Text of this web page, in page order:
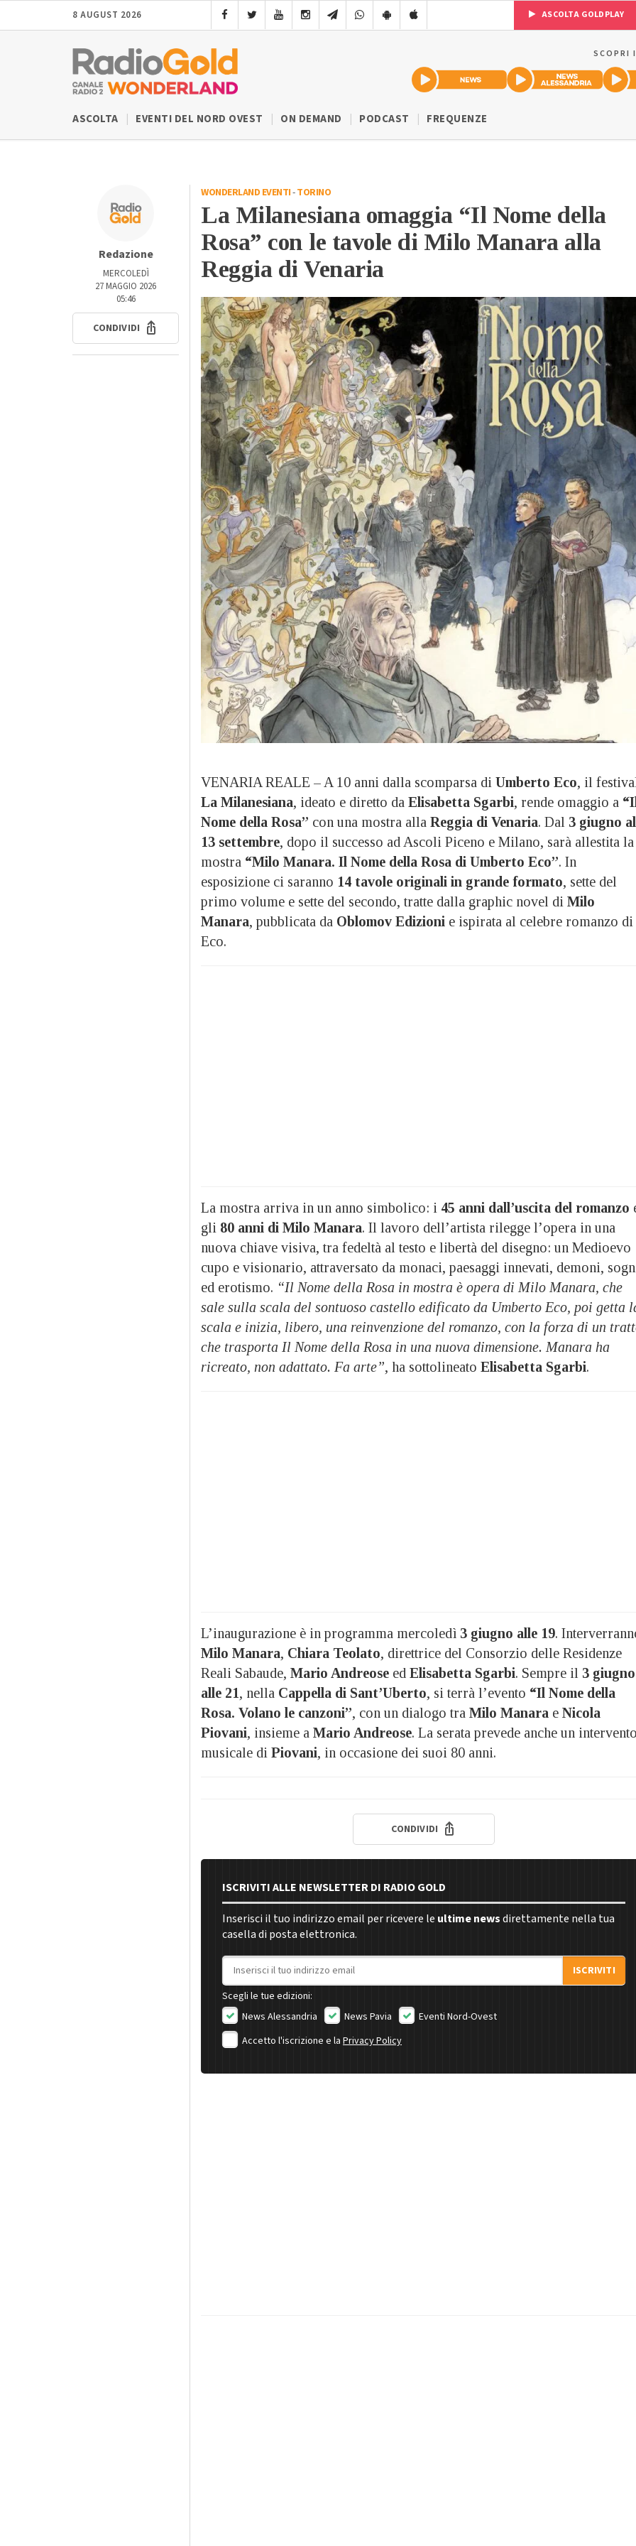
8 AUGUST 2026 ASCOLTA GOLDPLAY
SCOPRI
ASCOLTA EVENTI DEL NORD OVEST ON DEMAND PODCAST FREQUENZE
Redazione
MERCOLEDÌ
27 MAGGIO 2026
05:46
CONDIVIDI
WONDERLAND EVENTI-TORINO
La Milanesiana omaggia “Il Nome della
Rosa” con le tavole di Milo Manara alla
Reggia di Venaria
VENARIA REALE – A 10 anni dalla scomparsa di Umberto Eco, il
La Milanesiana, ideato e diretto da Elisabetta Sgarbi, rende omaggio a
Nome della Rosa” con una mostra alla Reggia di Venaria. Dal 3 giugno al
13 settembre, dopo il successo ad Ascoli Piceno e Milano, sarà allestita la
mostra “Milo Manara. Il Nome della Rosa di Umberto Eco”. In
esposizione ci saranno 14 tavole originali in grande formato, sette del
primo volume e sette del secondo, tratte dalla graphic novel di Milo
Manara, pubblicata da Oblomov Edizioni e ispirata al celebre romanzo di
Eco.
La mostra arriva in un anno simbolico: i 45 anni dall’uscita del romanzo
gli 80 anni di Milo Manara. Il lavoro dell’artista rilegge l’opera in una
nuova chiave visiva, tra fedeltà al testo e libertà del disegno: un Medioevo
cupo e visionario, attraversato da monaci, paesaggi innevati, demoni,
ed erotismo. “Il Nome della Rosa in mostra è opera di Milo Manara, che
sale sulla scala del sontuoso castello edificato da Umberto Eco, poi getta
scala e inizia, libero, una reinvenzione del romanzo, con la forza di un
che trasporta Il Nome della Rosa in una nuova dimensione. Manara ha
ricreato, non adattato. Fa arte”, ha sottolineato Elisabetta Sgarbi.
L’inaugurazione è in programma mercoledì 3 giugno alle 19.
Milo Manara, Chiara Teolato, direttrice del Consorzio delle Residenze
Reali Sabaude, Mario Andreose ed Elisabetta Sgarbi. Sempre il 3 giugno
alle 21, nella Cappella di Sant’Uberto, si terrà l’evento “Il Nome della
Rosa. Volano le canzoni”, con un dialogo tra Milo Manara e Nicola
Piovani, insieme a Mario Andreose. La serata prevede anche un
musicale di Piovani, in occasione dei suoi 80 anni.
CONDIVIDI
ISCRIVITI ALLE NEWSLETTER DI RADIO GOLD
Inserisci il tuo indirizzo email per ricevere le ultime newsdirettamente nella tua
casella di posta elettronica.
Indirizzo email
ISCRIVITI
Scegli le tue edizioni:
News Alessandria
News Pavia
Eventi Nord-Ovest
Accetto l'iscrizione e la Privacy Policy